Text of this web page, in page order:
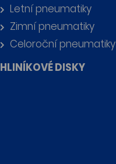
Letní pneumatiky
Zimní pneumatiky
Celoroční pneumatiky
HLINÍKOVÉ DISKY